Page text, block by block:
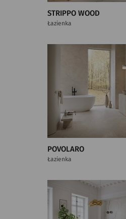
STRIPPO WOOD
Łazienka
POVOLARO
Łazienka